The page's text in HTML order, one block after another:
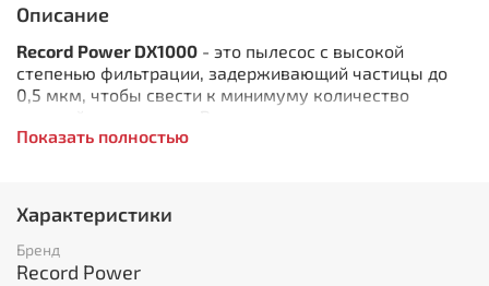
Описание
Record Power DX1000 - это пылесос с высокой
степенью фильтрации, задерживающий частицы до
0,5 мкм, чтобы свести к минимуму количество
пилами и шлифовальными станками, производящими
мастерских с ограниченным пространством или
бюджетом, как вспомогательное оборудование в
цеху. Для расширения функциональности пылесоса,
доступен широкий спектр аксессуаров.
Показать полностью
Характеристики
Бренд
Record Power